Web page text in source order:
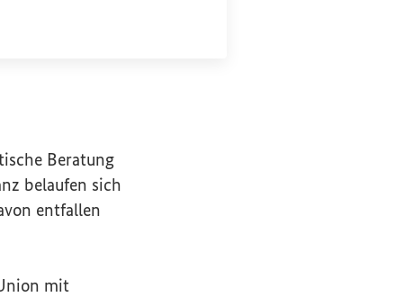
Beratung
belaufen sich
entfallen
mit